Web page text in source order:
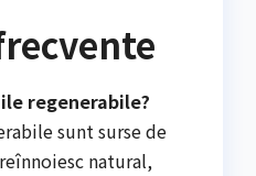
regenerabile?
sunt surse de
natural,